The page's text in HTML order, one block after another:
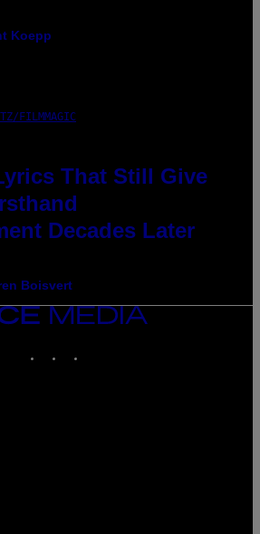
Koepp
FILMMAGIC
That Still Give
Decades Later
Boisvert